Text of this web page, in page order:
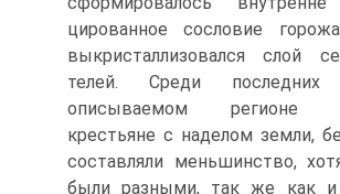
цированное сословие
выкристаллизовался слой
телей. Среди
описываемом регионе
крестьяне с наделом земли,
составляли меньшинство,
были разными, так же как и